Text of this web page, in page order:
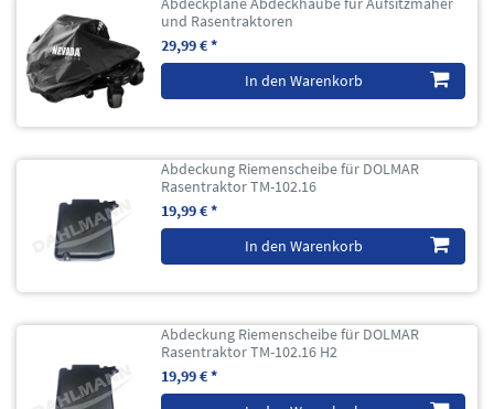
und Rasentraktoren
29,99 € *
In den Warenkorb
Abdeckung Riemenscheibe für DOLMAR
Rasentraktor TM-102.16
19,99 € *
In den Warenkorb
Abdeckung Riemenscheibe für DOLMAR
Rasentraktor TM-102.16 H2
19,99 € *